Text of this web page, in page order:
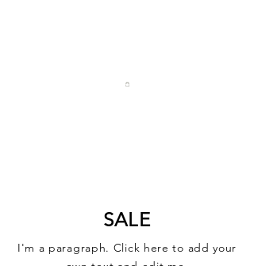
SALE
I'm a paragraph. Click here to add your